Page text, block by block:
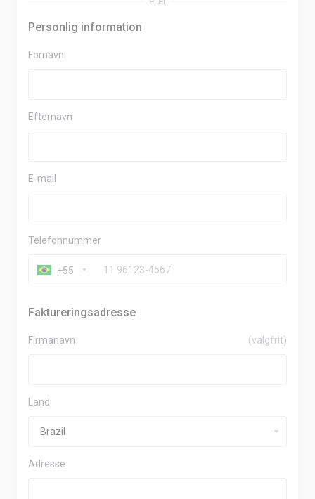
Personlig information
Fornavn
Efternavn
E-mail
Telefonnummer
+55
Faktureringsadresse
Firmanavn (valgfrit)
Land
Adresse